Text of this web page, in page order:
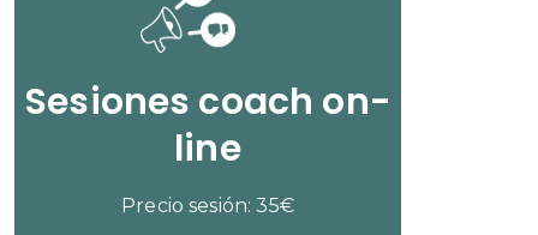
CONSULTAR PRECIOS
Sesiones coach on-
line
Precio sesión: 35€